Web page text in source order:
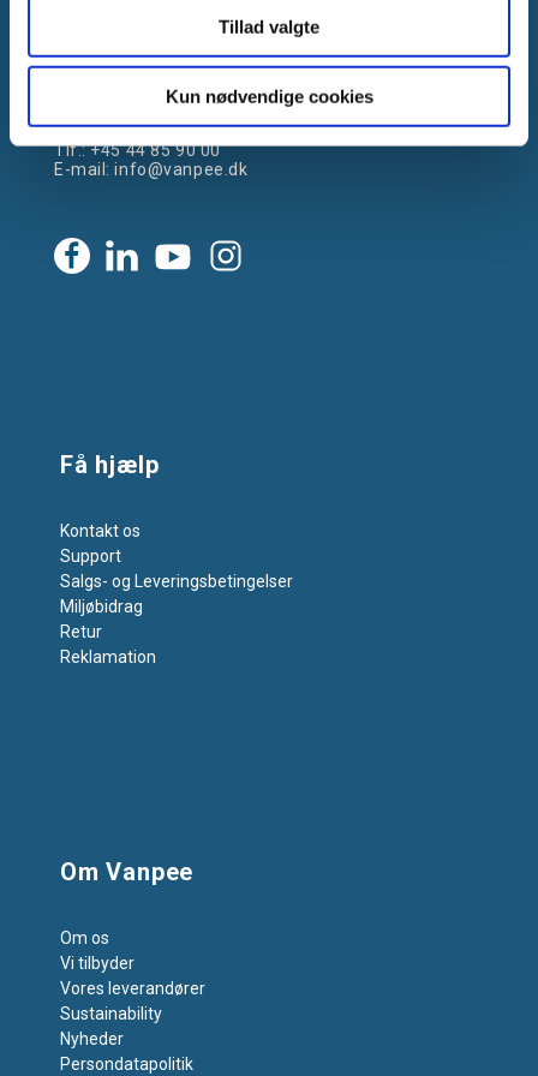
Tillad valgte
Kun nødvendige cookies
Gammelager 15
2605 Brøndby, Danmark
Tlf.:+45 44 85 90 00
E-mail:info@vanpee.dk
Få hjælp
Kontakt os
Support
Salgs- og Leveringsbetingelser
Miljøbidrag
Retur
Reklamation
Om Vanpee
Om os
Vi tilbyder
Vores leverandører
Sustainability
Nyheder
Persondatapolitik